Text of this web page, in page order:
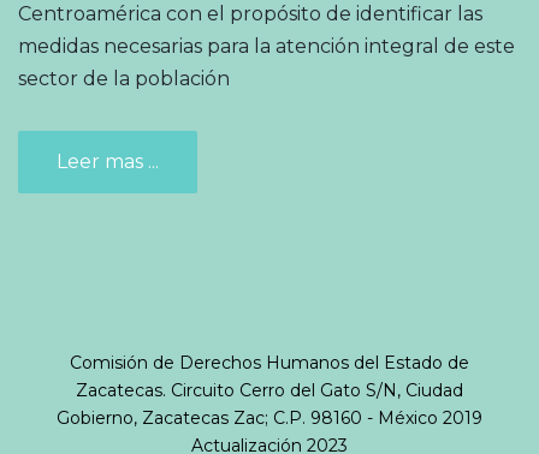
Centroamérica con el propósito de identificar las
medidas necesarias para la atención integral de este
sector de la población
Leer mas ...
Comisión de Derechos Humanos del Estado de
Zacatecas. Circuito Cerro del Gato S/N, Ciudad
Gobierno, Zacatecas Zac; C.P. 98160 - México 2019
Actualización 2023